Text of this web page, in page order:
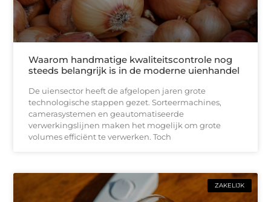
Waarom handmatige kwaliteitscontrole nog
steeds belangrijk is in de moderne uienhandel
De uiensector heeft de afgelopen jaren grote
technologische stappen gezet. Sorteermachines,
camerasystemen en geautomatiseerde
verwerkingslijnen maken het mogelijk om grote
volumes efficiënt te verwerken. Toch
ZAKELIJK